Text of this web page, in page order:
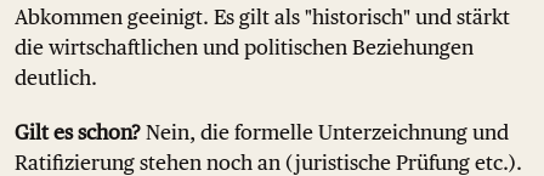
Abkommen geeinigt. Es gilt als "historisch" und stärkt
die wirtschaftlichen und politischen Beziehungen
deutlich.
Gilt es schon? Nein, die formelle Unterzeichnung und
Ratifizierung stehen noch an (juristische Prüfung etc.).